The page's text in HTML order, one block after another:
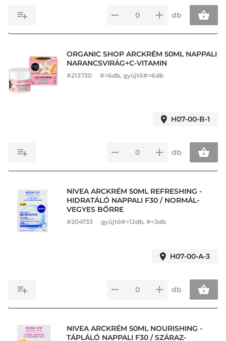
db
ORGANIC SHOP ARCKRÉM 50ML NAPPALI
NARANCSVIRÁG+C-VITAMIN
#213730 #=6db, gyűjtő#=6db
H07-00-B-1
db
NIVEA ARCKRÉM 50ML REFRESHING -
HIDRATÁLÓ NAPPALI F30 / NORMÁL-
VEGYES BŐRRE
#204733 gyűjtő#=12db, #=3db
H07-00-A-3
db
NIVEA ARCKRÉM 50ML NOURISHING -
TÁPLÁLÓ NAPPALI F30 / SZÁRAZ-